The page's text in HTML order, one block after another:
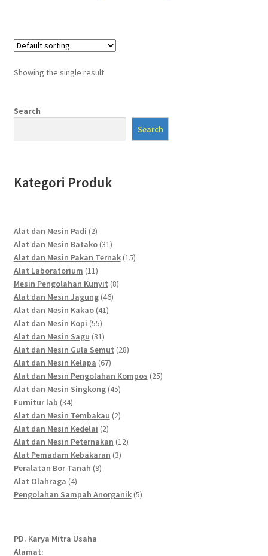
Showing the single result
Search
Search
Kategori Produk
Alat dan Mesin Padi 22
products
Alat dan Mesin Batako 3131
products
Alat dan Mesin Pakan Ternak 1515
Alat Laboratorium 1111
products
Mesin Pengolahan Kunyit 88
Alat dan Mesin Jagung 4646
Alat dan Mesin Kakao 4141
Alat dan Mesin Kopi 5555
products
Alat dan Mesin Sagu 3131
products
Alat dan Mesin Gula Semut 2828
Alat dan Mesin Kelapa 6767
products
Alat dan Mesin Pengolahan Kompos 2525
Alat dan Mesin Singkong 4545
Furnitur lab 3434
products
Alat dan Mesin Tembakau 22
Alat dan Mesin Kedelai 22
products
Alat dan Mesin Peternakan 1212
Alat Pemadam Kebakaran 33
Peralatan Bor Tanah 99
Alat Olahraga 44
products
Pengolahan Sampah Anorganik 55
PD. Karya Mitra Usaha
Alamat: